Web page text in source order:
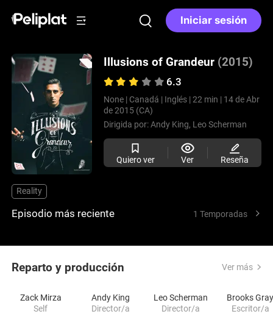
Iniciar sesión
Illusions of Grandeur (2015)
6.3
None | Canadá | Inglés | 22 min | 14 de Abr
de 2015 (CA)
Dirigida por:Andy King, Leo Scherman
Quiero ver Ver Reseña
Reality
Episodio más reciente 1 Temporadas
Reparto y producción Ver más
Zack Mirza
Self
Andy King
Director/a
Leo Scherman
Director/a
Brooks
Escritor/a